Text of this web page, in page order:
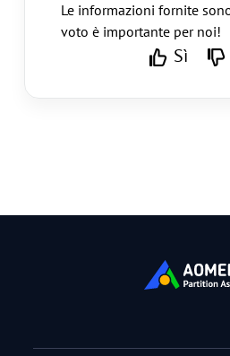
Le informazioni fornite
voto è importante per noi!
Sì